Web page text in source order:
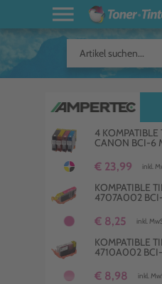
Artikel suchen...
4 KOMPATIBLE
CANON BCI-6
€ 23,99 inkl.
KOMPATIBLE
4707A002
€ 8,25 inkl.
KOMPATIBLE
4710A002
€ 8,98 inkl.